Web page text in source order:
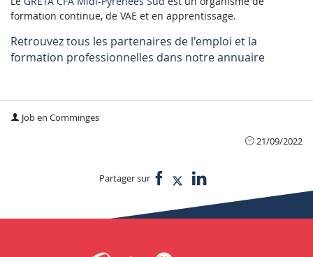
formation continue, de VAE et en apprentissage.
Retrouvez tous les partenaires de l'emploi et la
formation professionnelles dans notre annuaire
Job en Comminges
21/09/2022
Partager sur